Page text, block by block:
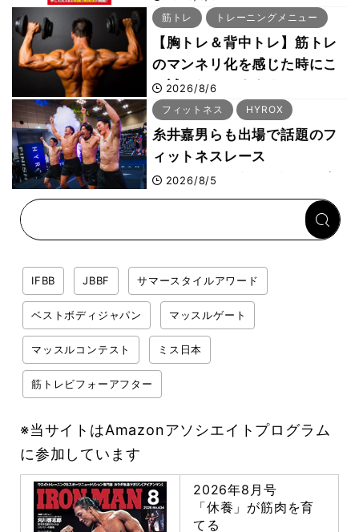
筋トレ トレーニングメニュー
【胸トレ＆背中トレ】筋トレ
のマンネリ化を感じた時にこ
そ試したいおすすめメニュー
「拮抗筋スーパーセット法」
2026/8/6
フィットネス HYROX
糸井嘉男らも出場で話題のフ
ィットネスレース
HYROX（ハイロックス）が
幕張メッセで8月6日から開
幕 約1万2,000人が集結
2026/8/5
IFBB JBBF サマースタイルアワード
ベストボディジャパン マッスルゲート
マッスルコンテスト ミス日本
筋トレビフォーアフター
※当サイトはAmazonアソシエイトプログラム
に参加しています
2026年8月号
「休養」が筋肉を育
てる